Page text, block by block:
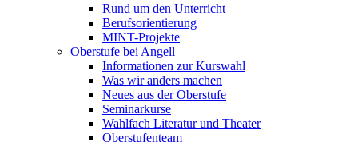
Rund um den Unterricht
Berufsorientierung
MINT-Projekte
Oberstufe bei Angell
Informationen zur Kurswahl
Was wir anders machen
Neues aus der Oberstufe
Seminarkurse
Wahlfach Literatur und Theater
Oberstufenteam